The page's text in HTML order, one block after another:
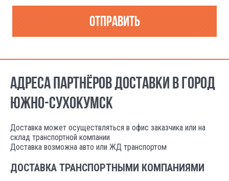
Отправить
АДРЕСА ПАРТНЁРОВ ДОСТАВКИ В ГОРОД
ЮЖНО-СУХОКУМСК
Доставка может осуществляться в офис заказчика или на
склад транспортной компании
Доставка возможна авто или ЖД транспортом
ДОСТАВКА ТРАНСПОРТНЫМИ КОМПАНИЯМИ